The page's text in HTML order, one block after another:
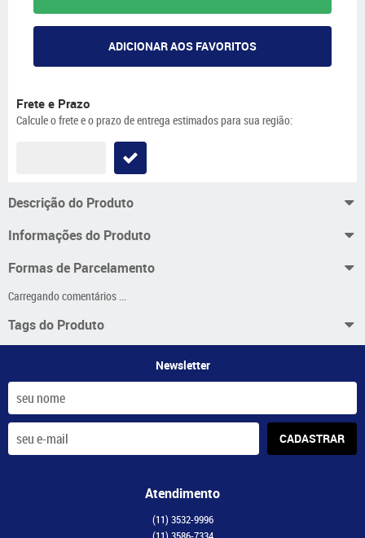
ADICIONAR AOS FAVORITOS
Frete e Prazo
Calcule o frete e o prazo de entrega estimados para sua região:
Descrição do Produto
Informações do Produto
Formas de Parcelamento
Carregando comentários ...
Tags do Produto
Newsletter
CADASTRAR
Atendimento
(11) 3532-9996